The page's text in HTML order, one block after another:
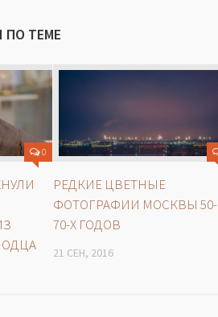
ПО ТЕМЕ
0
РЕДКИЕ ЦВЕТНЫЕ
ФОТОГРАФИИ МОСКВЫ 50-
70-Х ГОДОВ
21 СЕН, 2016